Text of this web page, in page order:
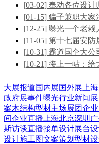
[03-02] 奉劝各位设计
[01-15] 骗子兼职大家
[12-25] 曝光一个老赖
[11-05] 第十七届安防
[10-31] 霸道国企大公
[10-21] 接上一帖：给
大展报道国内展国外展 上
政府展事件曝光行业新闻
案木结构型材主场展团企
间企业直播 上海北京深圳
斯访谈直播接单设计展台
设计施工图文案策划 型材